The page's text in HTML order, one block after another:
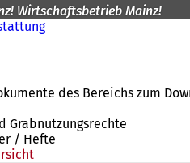
Wirtschaftsbetrieb Mainz!
des Bereichs zum
Grabnutzungsrechte
/ Hefte